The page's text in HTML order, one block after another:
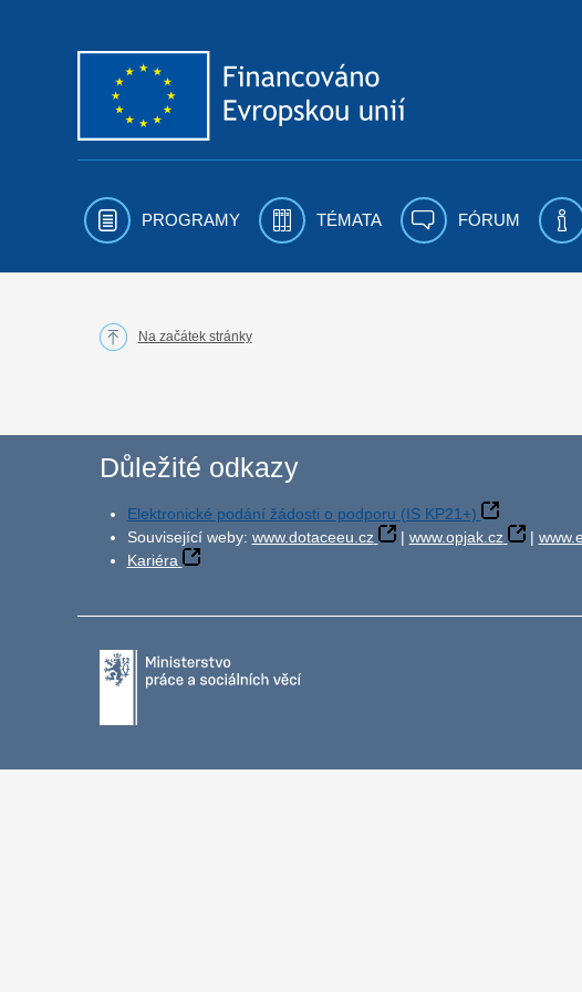
PROGRAMY TÉMATA FÓRUM
Na začátek stránky
Důležité odkazy
Elektronické podání žádosti o podporu (IS KP21+)
Související weby: www.dotaceeu.cz | www.opjak.cz |
Kariéra